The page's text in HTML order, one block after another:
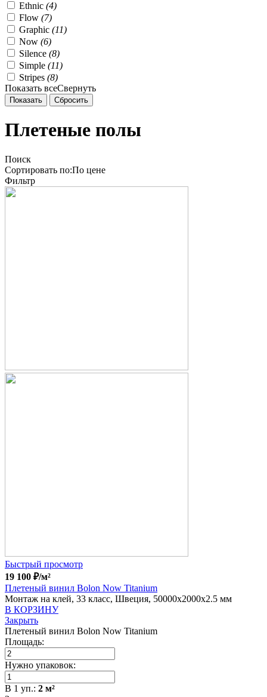
Ethnic (4)
Flow (7)
Graphic (11)
Now (6)
Silence (8)
Simple (11)
Stripes (8)
Показать всеСвернуть
Плетеные полы
Поиск
Сортировать по:По цене
Фильтр
Быстрый просмотр
19 100 ₽/м²
Плетеный винил Bolon Now Titanium
Монтаж на клей, 33 класс, Швеция, 50000x2000x2.5 мм
В КОРЗИНУ
Закрыть
Плетеный винил Bolon Now Titanium
Площадь:
Нужно упаковок:
В 1 уп.: 2 м²